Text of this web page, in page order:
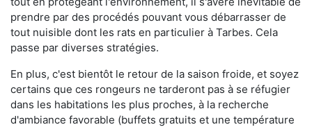
prendre par des procédés pouvant vous débarrasser de
tout nuisible dont les rats en particulier à Tarbes. Cela
passe par diverses stratégies.
En plus, c'est bientôt le retour de la saison froide, et soyez
certains que ces rongeurs ne tarderont pas à se réfugier
dans les habitations les plus proches, à la recherche
d'ambiance favorable (buffets gratuits et une température